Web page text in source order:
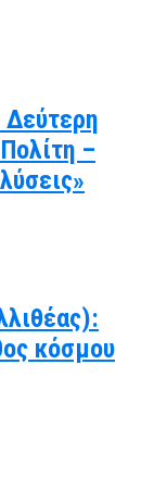
–
κόσμου